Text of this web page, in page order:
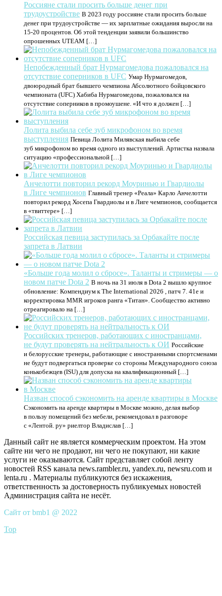
Россияне стали просить больше денег при
трудоустройстве В 2023 году россияне стали просить больше
денег при трудоустройстве — их зарплатные ожидания выросли на
15-20 процентов. Об этой тенденции заявили большинство
опрошенных UTEAM […]
Непобежденный брат Нурмагомедова пожаловался на
отсутствие соперников в UFC Умар Нурмагомедов,
двоюродный брат бывшего чемпиона Абсолютного бойцовского
чемпионата (UFC) Хабиба Нурмагомедова, пожаловался на
отсутствие соперников в промоушене. «И что я должен […]
Лолита выбила себе зуб микрофоном во время
выступления Певица Лолита Милявская выбила себе
зуб микрофоном во время одного из выступлений. Артистка назвала
ситуацию «профессиональной […]
Анчелотти повторил рекорд Моуринью и Гвардиолы
в Лиге чемпионов Главный тренер «Реала» Карло Анчелотти
повторил рекорд Хосепа Гвардиолы и в Лиге чемпионов, сообщается
в «твиттере» […]
Российская певица заступилась за Орбакайте после
запрета в Латвии
«Больше года молил о сбросе». Таланты и стримеры — о
новом патче Dota 2 В ночь на 31 июля в Dota 2 вышло крупное
обновление: Компендиум к The International 2026 , патч 7. 41e и
корректировка MMR игроков ранга «Титан». Сообщество активно
отреагировало на […]
Российских тренеров, работающих с иностранцами,
не будут проверять на нейтральность к ОИ Российские
и белорусские тренеры, работающие с иностранными спортсменами
не будут подвергаться проверке со стороны Международного союза
конькобежцев (ISU) для допуска на квалификационный […]
Назван способ сэкономить на аренде квартиры в Москве
Сэкономить на аренде квартиры в Москве можно, делая выбор
в пользу помещений без мебели, рекомендовал в разговоре
с «Лентой. ру» риелтор Владислав […]
Данный сайт не является коммерческим проектом. На этом
сайте ни чего не продают, ни чего не покупают, ни какие
услуги не оказываются. Сайт представляет собой ленту
новостей RSS канала news.rambler.ru, yandex.ru, newsru.com и
lenta.ru . Материалы публикуются без искажения,
ответственность за достоверность публикуемых новостей
Администрация сайта не несёт.
Сайт от bmb1 @ 2022
Top